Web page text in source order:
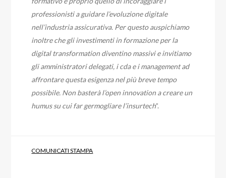
professionisti a guidare l’evoluzione digitale
nell’industria assicurativa. Per questo auspichiamo
inoltre che gli investimenti in formazione per la
digital transformation diventino massivi e invitiamo
gli amministratori delegati, i cda e i management ad
affrontare questa esigenza nel più breve tempo
possibile. Non basterà l’open innovation a creare un
humus su cui far germogliare l’insurtech”.
COMUNICATI STAMPA